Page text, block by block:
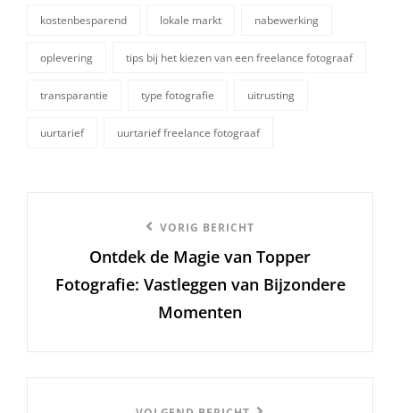
kostenbesparend lokale markt nabewerking
oplevering tips bij het kiezen van een freelance fotograaf
transparantie type fotografie uitrusting
uurtarief uurtarief freelance fotograaf
bericht
VORIG BERICHT
Ontdek de Magie van Topper
Fotografie: Vastleggen van Bijzondere
Momenten